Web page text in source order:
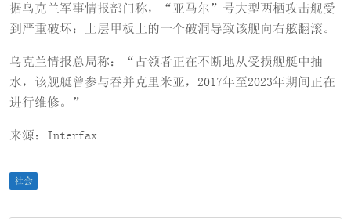
据乌克兰军事情报部门称，“亚马尔”号大型两栖攻击舰受
到严重破坏：上层甲板上的一个破洞导致该舰向右舷翻滚。
乌克兰情报总局称：“占领者正在不断地从受损舰艇中抽
水，该舰艇曾参与吞并克里米亚，2017年至2023年期间正在
进行维修。”
来源：Interfax
社会